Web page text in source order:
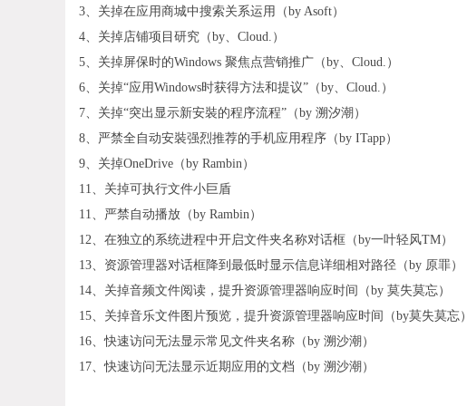
3、关掉在应用商城中搜索关系运用（by Asoft）
4、关掉店铺项目研究（by、Cloud.）
5、关掉屏保时的Windows 聚焦点营销推广（by、Cloud.）
6、关掉“应用Windows时获得方法和提议”（by、Cloud.）
7、关掉“突出显示新安裝的程序流程”（by 溯汐潮）
8、严禁全自动安裝强烈推荐的手机应用程序（by ITapp）
9、关掉OneDrive（by Rambin）
11、关掉可执行文件小巨盾
11、严禁自动播放（by Rambin）
12、在独立的系统进程中开启文件夹名称对话框（by一叶轻风TM）
13、资源管理器对话框降到最低时显示信息详细相对路径（by 原罪）
14、关掉音频文件阅读，提升资源管理器响应时间（by 莫失莫忘）
15、关掉音乐文件图片预览，提升资源管理器响应时间（by莫失莫忘）
16、快速访问无法显示常见文件夹名称（by 溯沙潮）
17、快速访问无法显示近期应用的文档（by 溯沙潮）